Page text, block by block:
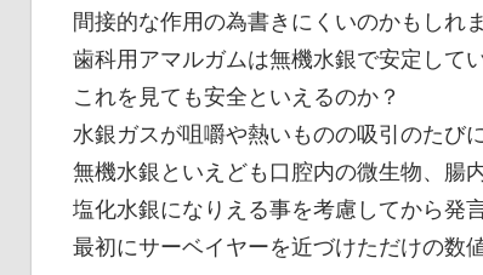
間接的な作用の為書きにくいのかもしれ
歯科用アマルガムは無機水銀で安定して
これを見ても安全といえるのか？
水銀ガスが咀嚼や熱いものの吸引のたび
無機水銀といえども口腔内の微生物、腸
塩化水銀になりえる事を考慮してから発
最初にサーベイヤーを近づけただけの数